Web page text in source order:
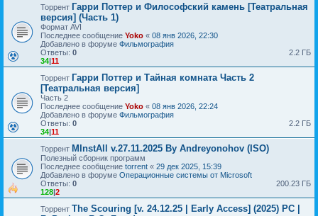
Торрент Гарри Поттер и Философский камень [Театральная
версия] (Часть 1)
Формат AVI
Последнее сообщение Yoko « 08 янв 2026, 22:30
Добавлено в форуме Фильмография
Ответы: 0
34|11
2.2 ГБ
Торрент Гарри Поттер и Тайная комната Часть 2
[Театральная версия]
Часть 2
Последнее сообщение Yoko « 08 янв 2026, 22:24
Добавлено в форуме Фильмография
Ответы: 0
34|11
2.2 ГБ
Торрент MInstAll v.27.11.2025 By Andreyonohov (ISO)
Полезный сборник программ
Последнее сообщение torrent « 29 дек 2025, 15:39
Добавлено в форуме Операционные системы от Microsoft
Ответы: 0
128|2
200.23 ГБ
Торрент The Scouring [v. 24.12.25 | Early Access] (2025) PC |